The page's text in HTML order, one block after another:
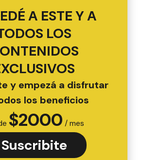
A ESTE Y A
LOS
y empezá a disfrutar
los beneficios
$2000 / mes
Suscribite